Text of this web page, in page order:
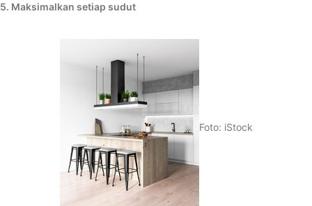
5. Maksimalkan setiap sudut
Foto: iStock